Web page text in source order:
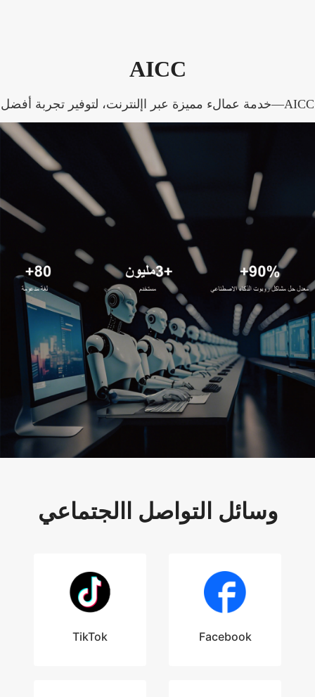
AICC
AICC—خدمة عمالء مميزة عبر اإلنترنت، لتوفير تجربة أفضل
وسائل التواصل االجتماعي
Facebook
TikTok